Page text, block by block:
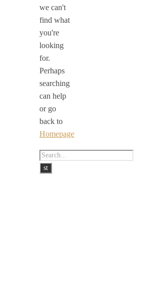
we can't
find what
you're
looking
for.
Perhaps
searching
can help
or go
back to
Homepage